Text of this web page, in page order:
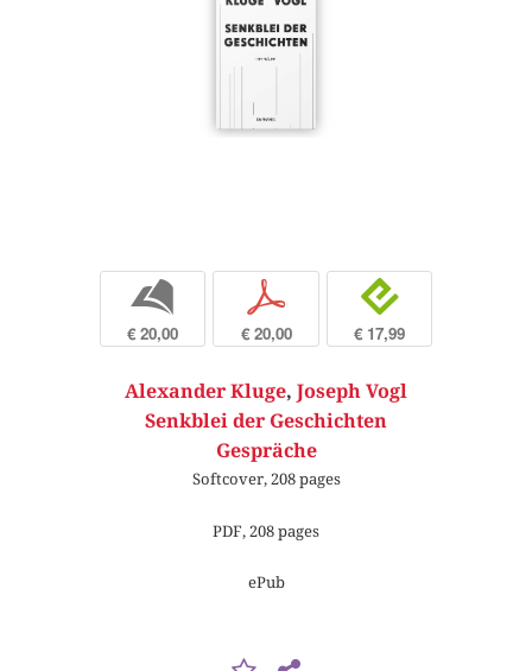
b
€ 20,00
p
€ 20,00
e
€ 17,99
Alexander Kluge, Joseph Vogl
Senkblei der Geschichten
Gespräche
Softcover, 208 pages
PDF, 208 pages
ePub